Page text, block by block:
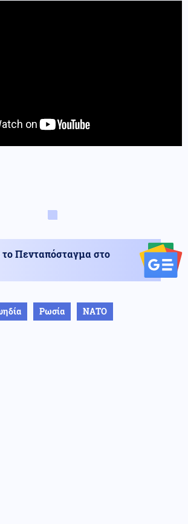
Πενταπόσταγμα στο
Ρωσία ΝΑΤΟ